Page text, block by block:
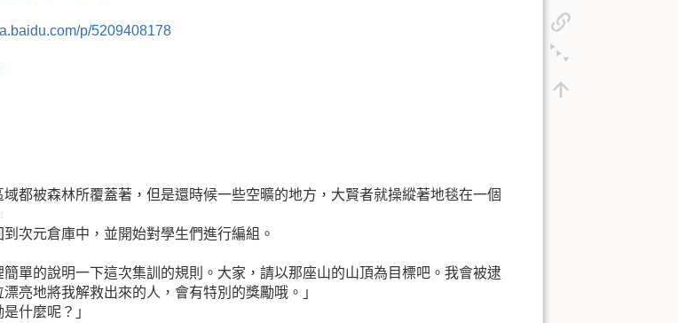
p/5209408178
都被森林所覆蓋著，但是還時候一些空曠的地方，大賢者就操縱著地毯在一個
次元倉庫中，並開始對學生們進行編組。
簡單的說明一下這次集訓的規則。大家，請以那座山的山頂為目標吧。我會被逮
亮地將我解救出來的人，會有特別的獎勵哦。」
什麼呢？」